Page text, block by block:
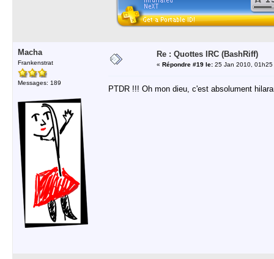
Macha
Frankenstrat
Messages: 189
Re : Quottes IRC (BashRiff)
« Répondre #19 le: 25 Jan 2010, 01h25
PTDR !!! Oh mon dieu, c'est absolument